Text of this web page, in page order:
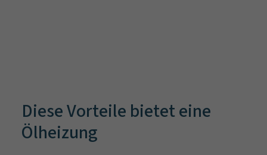
Diese Vorteile bietet eine
Ölheizung